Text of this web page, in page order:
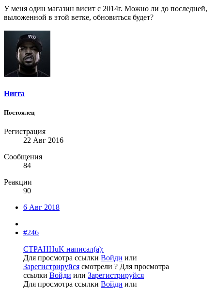
У меня один магазин висит с 2014г. Можно ли до последней,
выложенной в этой ветке, обновиться будет?
Нигга
Постоялец
Регистрация
22 Авг 2016
Сообщения
84
Реакции
90
6 Авг 2018
#246
CTPAHHuK написал(а):
Для просмотра ссылки Войди или
Зарегистрируйся смотрели ? Для просмотра
ссылки Войди или Зарегистрируйся
Для просмотра ссылки Войди или